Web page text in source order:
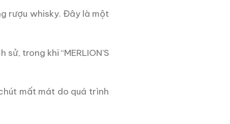
rượu whisky. Đây là một
trong khi “MERLION’S
mất mát do quá trình